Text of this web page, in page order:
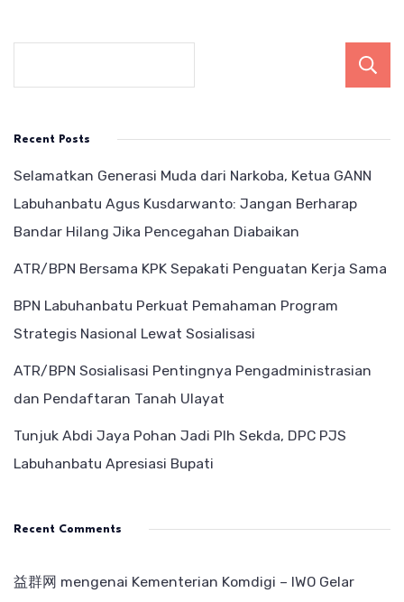
Recent Posts
Selamatkan Generasi Muda dari Narkoba, Ketua GANN
Labuhanbatu Agus Kusdarwanto: Jangan Berharap
Bandar Hilang Jika Pencegahan Diabaikan
ATR/BPN Bersama KPK Sepakati Penguatan Kerja Sama
BPN Labuhanbatu Perkuat Pemahaman Program
Strategis Nasional Lewat Sosialisasi
ATR/BPN Sosialisasi Pentingnya Pengadministrasian
dan Pendaftaran Tanah Ulayat
Tunjuk Abdi Jaya Pohan Jadi Plh Sekda, DPC PJS
Labuhanbatu Apresiasi Bupati
Recent Comments
益群网 mengenai Kementerian Komdigi – IWO Gelar